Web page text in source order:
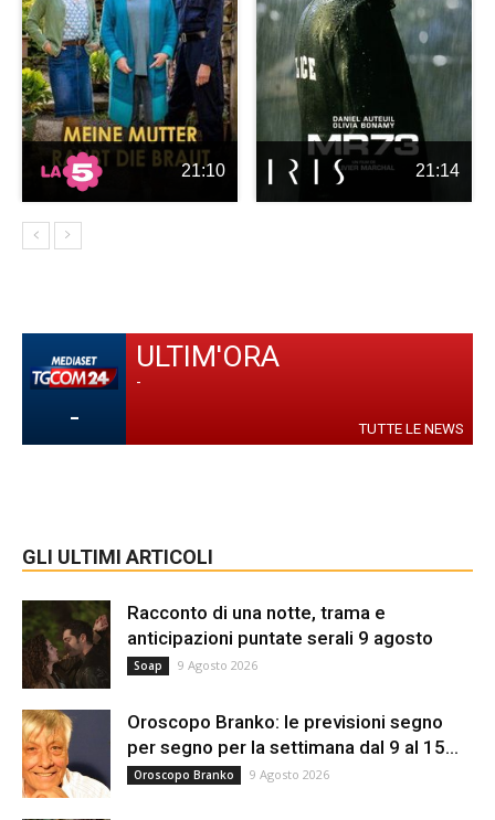
21:10 21:14
-
ULTIM'ORA
-
TUTTE LE NEWS
GLI ULTIMI ARTICOLI
Racconto di una notte, trama e
anticipazioni puntate serali 9 agosto
Soap 9 Agosto 2026
Oroscopo Branko: le previsioni segno
per segno per la settimana dal 9 al 15...
Oroscopo Branko 9 Agosto 2026